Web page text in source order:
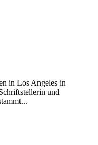
in Los Angeles in
und